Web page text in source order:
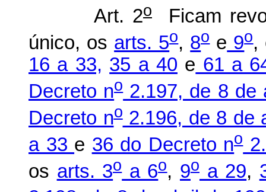
Art. 2o
Ficam
único, os arts. 5o, 8oe 9o,
16 a 33, 35 a 40 e 61 a
Decreto no2.197, de 8 de
Decreto no2.196, de 8 de
a 33 e 36 do Decreto no
os arts. 3oa 6o, 9oa 29,